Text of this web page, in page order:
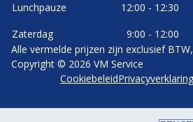
Lunchpauze
12:00 - 12:30
Zaterdag
9:00 - 12:00
Alle vermelde prijzen zijn exclusief
Copyright © 2026 VM Service
CookiebeleidPrivacyverklaring